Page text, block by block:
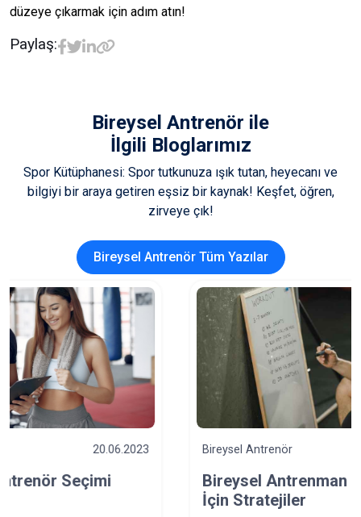
düzeye çıkarmak için adım atın!
Paylaş:
Bireysel Antrenör ile
İlgili Bloglarımız
Spor Kütüphanesi: Spor tutkunuza ışık tutan, heyecanı ve
bilgiyi bir araya getiren eşsiz bir kaynak! Keşfet, öğren,
zirveye çık!
Bireysel Antrenör Tüm Yazılar
Bireysel Antrenör 21.02.2024
Bireysel Antrenman Hedeflerine Ulaşmak